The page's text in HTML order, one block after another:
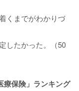
くまでがわかりづ
したかった。（50
療保険」ランキング